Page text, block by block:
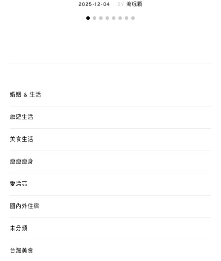
POSTED
2025-12-04 BY 流氓顆
婚姻 & 生活
旅遊生活
美食生活
瘦瘦瘦身
愛漂亮
國內外住宿
未分類
台灣美食